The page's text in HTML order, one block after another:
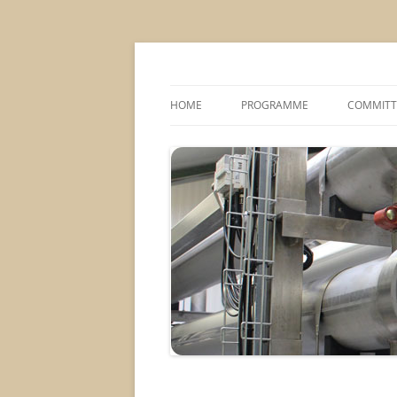
HOME PROGRAMME
POSTER SESSIONS
COMPANY VISITS